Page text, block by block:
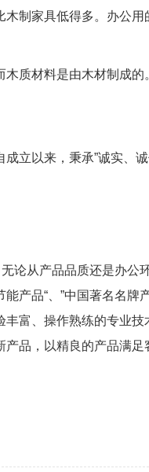
制家具低得多。办公用
质材料是由木材制成
立以来，秉承”诚实、
论从产品品质还是办
产品“、”中国著名名
富、操作熟练的专业
品，以精良的产品满足